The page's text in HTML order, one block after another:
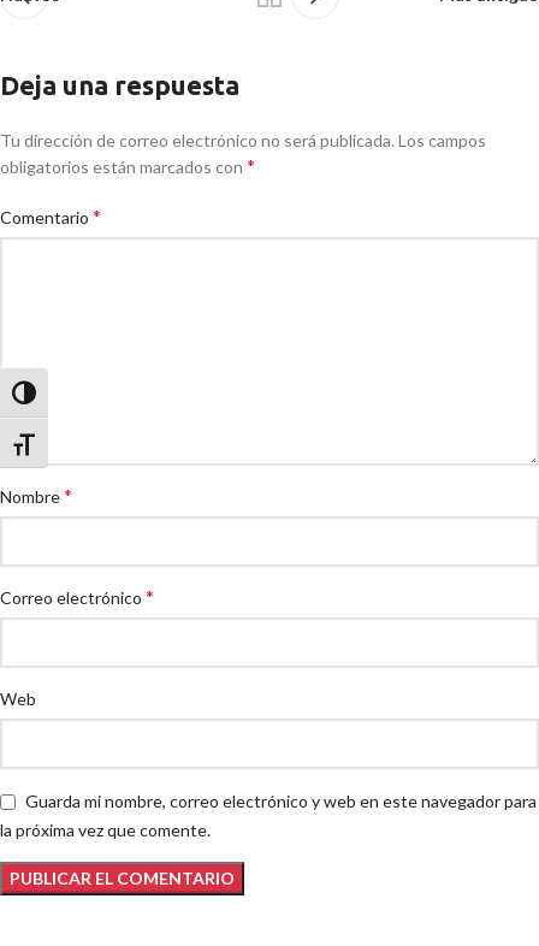
Alternar alto contraste
Alternar tamaño de letra
Deja una respuesta
Tu dirección de correo electrónico no será publicada. Los campos
obligatorios están marcados con *
Comentario *
Nombre*
Correo electrónico *
Web
Guarda mi nombre, correo electrónico y web en este navegador para
la próxima vez que comente.